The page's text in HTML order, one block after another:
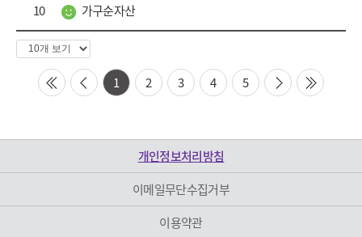
10 가구순자산
first prev 1 2 3 4 5 next last
개인정보처리방침
이메일무단수집거부
이용약관